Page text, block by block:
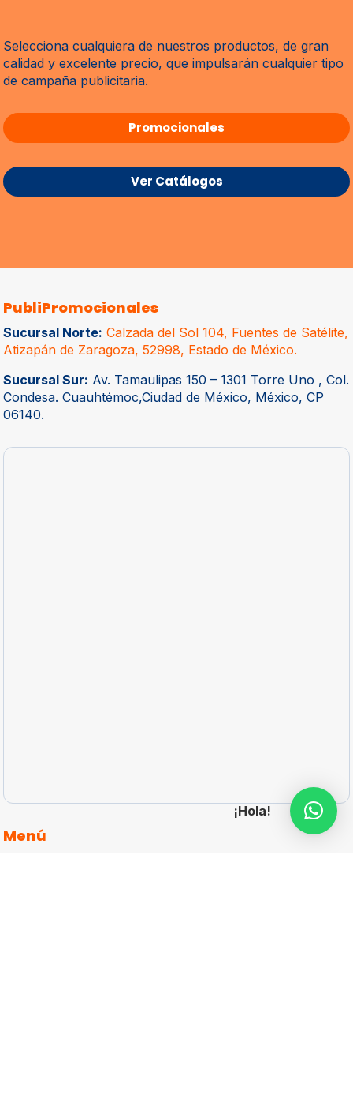
Selecciona cualquiera de nuestros productos, de gran
calidad y excelente precio, que impulsarán cualquier tipo
de campaña publicitaria.
Promocionales
Ver Catálogos
PubliPromocionales
Sucursal Norte: Calzada del Sol 104, Fuentes de Satélite,
Atizapán de Zaragoza, 52998, Estado de México.
Sucursal Sur: Av. Tamaulipas 150 – 1301 Torre Uno , Col.
Condesa. Cuauhtémoc,Ciudad de México, México, CP
06140.
Menú
¡Hola!